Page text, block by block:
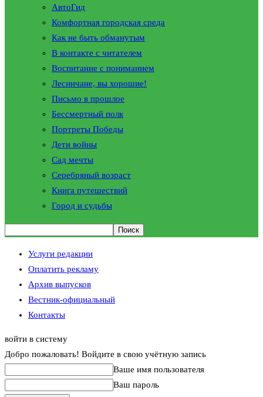
АвтоГид
Комфортная городская среда
Как не быть обманутым
В контакте с читателем
Воспитание с пониманием
Лесничане, вы хорошие!
Письмо в прошлое
Бессмертный полк
Портреты Победы
Дети войны
Сад мечты
Серебряный возраст
Книга путешествий
Город и судьбы
Услуги редакции
Оплатить рекламу
Архив выпусков
Вестник-официальный
Контакты
войти в систему
Добро пожаловать! Войдите в свою учётную запись
Ваше имя пользователя
Ваш пароль